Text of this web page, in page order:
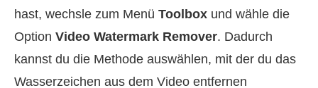
hast, wechsle zum Menü Toolbox und wähle die
Option Video Watermark Remover. Dadurch
kannst du die Methode auswählen, mit der du das
Wasserzeichen aus dem Video entfernen